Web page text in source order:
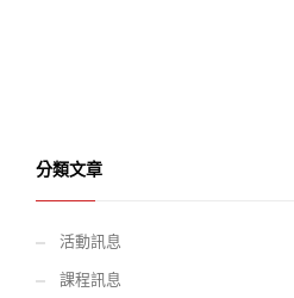
分類文章
活動訊息
課程訊息